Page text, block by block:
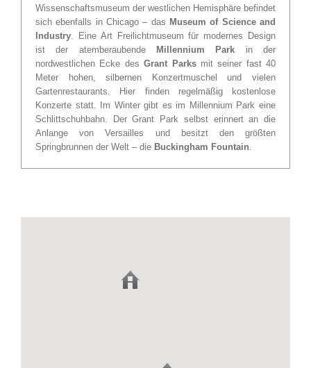
Wissenschaftsmuseum der westlichen Hemisphäre befindet
sich ebenfalls in Chicago – das Museum of Science and
Industry . Eine Art Freilichtmuseum für modernes Design
ist der atemberaubende Millennium Park in der
nordwestlichen Ecke desGrant Parksmit seiner fast 40
Meter hohen, silbernen Konzertmuschel und vielen
Gartenrestaurants. Hier finden regelmäßig kostenlose
Konzerte statt. Im Winter gibt es im Millennium Park eine
Schlittschuhbahn. Der Grant Park selbst erinnert an die
Anlange von Versailles und besitzt den größten
Springbrunnen der Welt – die Buckingham Fountain